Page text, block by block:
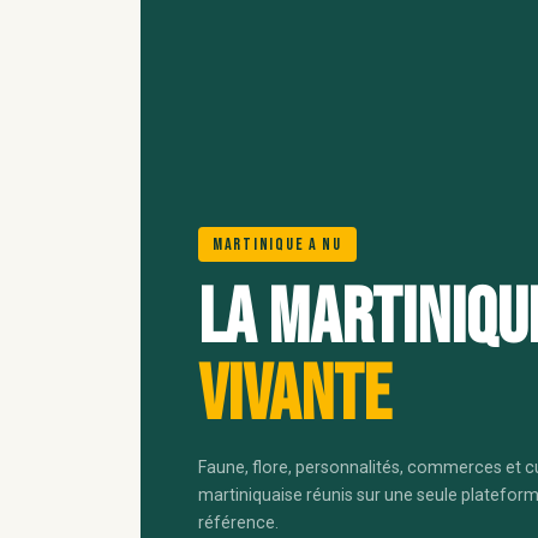
Martinique A Nu
La
vivante
Faune, flore, personnalités, commerces et
martiniquaise réunis sur une seule
référence.